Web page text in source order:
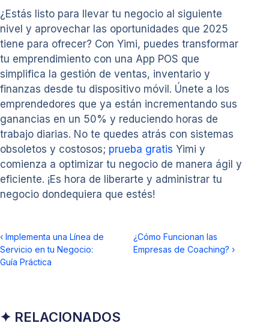
¿Estás listo para llevar tu negocio al siguiente
nivel y aprovechar las oportunidades que 2025
tiene para ofrecer? Con Yimi, puedes transformar
tu emprendimiento con una App POS que
simplifica la gestión de ventas, inventario y
finanzas desde tu dispositivo móvil. Únete a los
emprendedores que ya están incrementando sus
ganancias en un 50% y reduciendo horas de
trabajo diarias. No te quedes atrás con sistemas
obsoletos y costosos; prueba gratis Yimi y
comienza a optimizar tu negocio de manera ágil y
eficiente. ¡Es hora de liberarte y administrar tu
negocio dondequiera que estés!
‹ Implementa una Línea de
Servicio en tu Negocio:
Guía Práctica
¿Cómo Funcionan las
Empresas de Coaching? ›
✦ RELACIONADOS